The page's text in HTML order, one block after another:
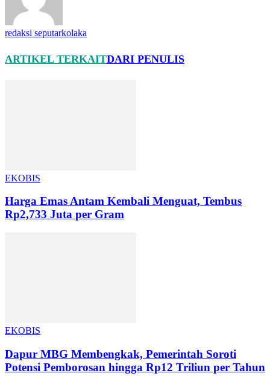
redaksi seputarkolaka
ARTIKEL TERKAITDARI PENULIS
EKOBIS
Harga Emas Antam Kembali Menguat, Tembus
Rp2,733 Juta per Gram
EKOBIS
Dapur MBG Membengkak, Pemerintah Soroti
Potensi Pemborosan hingga Rp12 Triliun per Tahun